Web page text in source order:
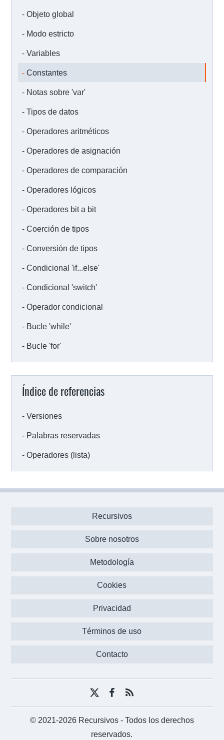
Objeto global
Modo estricto
Variables
Constantes
Notas sobre 'var'
Tipos de datos
Operadores aritméticos
Operadores de asignación
Operadores de comparación
Operadores lógicos
Operadores bit a bit
Coerción de tipos
Conversión de tipos
Condicional 'if...else'
Condicional 'switch'
Operador condicional
Bucle 'while'
Bucle 'for'
Índice de referencias
Versiones
Palabras reservadas
Operadores (lista)
Recursivos
Sobre nosotros
Metodología
Cookies
Privacidad
Términos de uso
Contacto
(Twitter)
Facebook
RSS
© 2021-2026 Recursivos - Todos los derechos
reservados.